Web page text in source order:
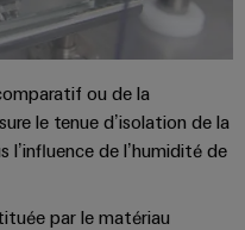
ou de la
le tenue d’isolation de la
de l’humidité de
par le matériau